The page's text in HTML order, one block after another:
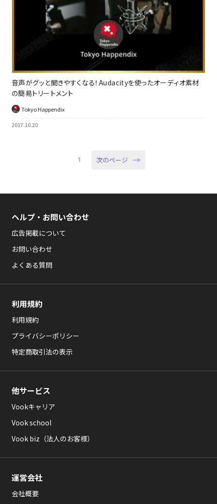
音声がグッと聞きやすくなる！Audacityを使ったオーディオ素材
の簡易トリートメント
Tokyo Happendix
2017.10.20
1 次のページ
ヘルプ・お問い合わせ
広告掲載について
お問い合わせ
よくある質問
利用規約
利用規約
プライバシーポリシー
特定商取引法の表示
他サービス
Vookキャリア
Vook school
Vook biz（法人のお客様）
運営会社
会社概要